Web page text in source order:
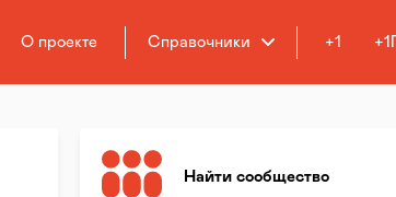
О проекте Справочники +1
Найти сообщество